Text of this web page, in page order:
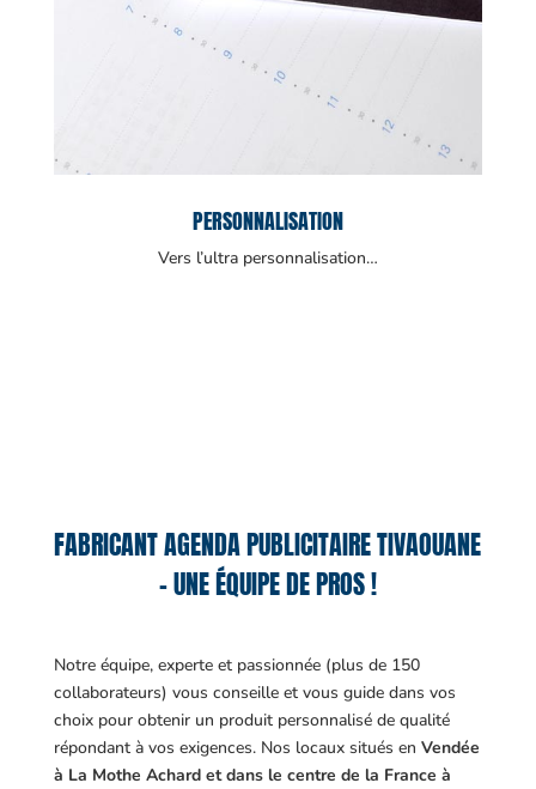
PERSONNALISATION
Vers l’ultra personnalisation…
FABRICANT AGENDA PUBLICITAIRE TIVAOUANE
– UNE ÉQUIPE DE PROS !
Notre équipe, experte et passionnée (plus de 150
collaborateurs) vous conseille et vous guide dans vos
choix pour obtenir un produit personnalisé de qualité
répondant à vos exigences. Nos locaux situés en Vendée
à La Mothe Achard et dans le centre de la France à